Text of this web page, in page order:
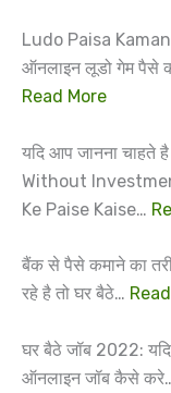
Ludo Paisa
ऑनलाइन लूडो गेम पैसे
Read More
यदि आप जानना चाहते
Without
Ke Paise Kaise…
बैंक से पैसे कमाने का
रहे है तो घर बैठे…
घर बैठे जॉब 2022:
ऑनलाइन जॉब कैसे